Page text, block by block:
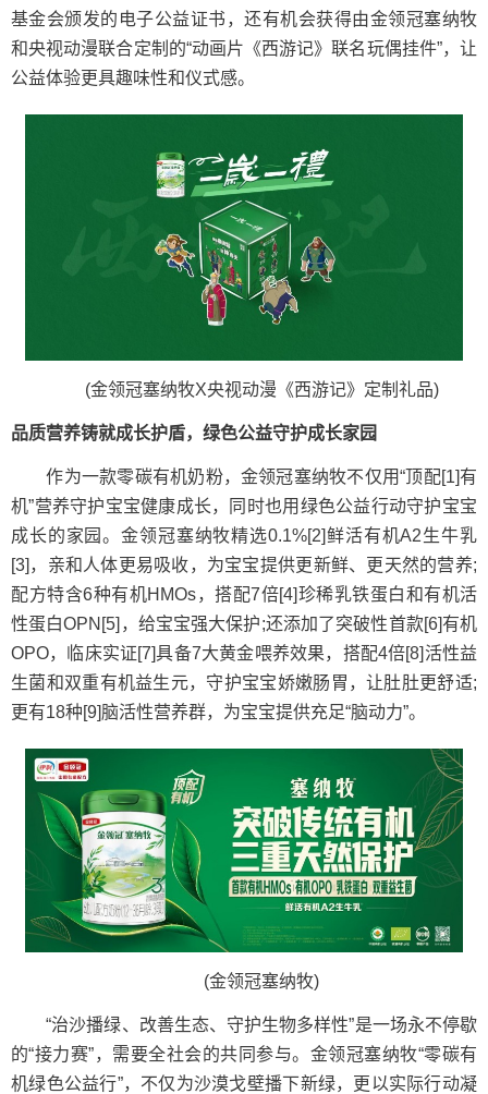
基金会颁发的电子公益证书，还有机会获得由金领冠塞纳牧
和央视动漫联合定制的“动画片《西游记》联名玩偶挂件”，让
公益体验更具趣味性和仪式感。
(金领冠塞纳牧X央视动漫《西游记》定制礼品)
品质营养铸就成长护盾，绿色公益守护成长家园
作为一款零碳有机奶粉，金领冠塞纳牧不仅用“顶配[1]有
机”营养守护宝宝健康成长，同时也用绿色公益行动守护宝宝
成长的家园。金领冠塞纳牧精选0.1%[2]鲜活有机A2生牛乳
[3]，亲和人体更易吸收，为宝宝提供更新鲜、更天然的营养;
配方特含6种有机HMOs，搭配7倍[4]珍稀乳铁蛋白和有机活
性蛋白OPN[5]，给宝宝强大保护;还添加了突破性首款[6]有机
OPO，临床实证[7]具备7大黄金喂养效果，搭配4倍[8]活性益
生菌和双重有机益生元，守护宝宝娇嫩肠胃，让肚肚更舒适;
更有18种[9]脑活性营养群，为宝宝提供充足“脑动力”。
(金领冠塞纳牧)
“治沙播绿、改善生态、守护生物多样性”是一场永不停歇
的“接力赛”，需要全社会的共同参与。金领冠塞纳牧“零碳有
机绿色公益行”，不仅为沙漠戈壁播下新绿，更以实际行动凝